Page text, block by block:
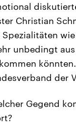
Christian
unbedingt
der
Gegend